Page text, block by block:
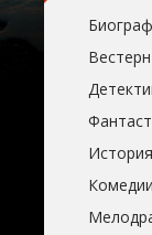
Вестерн
История
Комедии